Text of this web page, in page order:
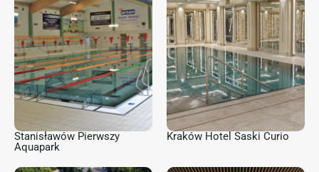
Stanisławów Pierwszy
Aquapark
Kraków Hotel Saski Curio